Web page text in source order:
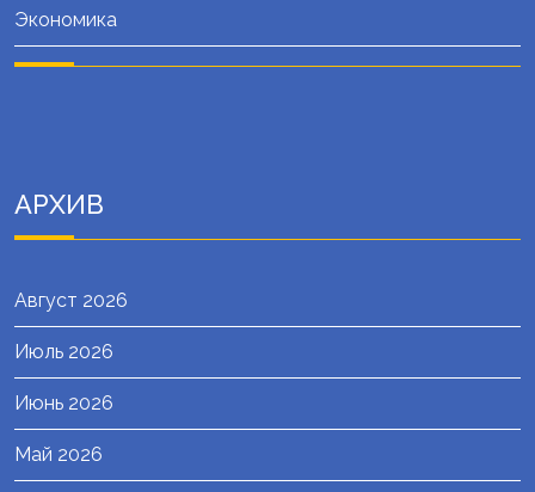
Экономика
АРХИВ
Август 2026
Июль 2026
Июнь 2026
Май 2026